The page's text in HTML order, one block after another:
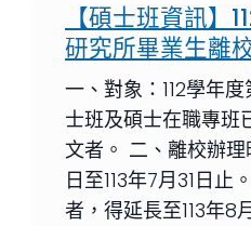
【碩士班資訊】
研究所畢業生離
一、對象：112學年
士班及碩士在職專班
文者。 二、離校辦
日至113年7月31日止
者，得延長至113年8